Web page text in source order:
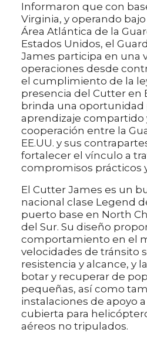
Informaron que con
Virginia, y operando
Área Atlántica de la
Estados Unidos, el
James participa en una
operaciones desde
el cumplimiento de la
presencia del Cutter en
brinda una oportunidad
aprendizaje compartido
cooperación entre la
EE.UU. y sus
fortalecer el vínculo a
compromisos prácticos
El Cutter James es un
nacional clase Legend
puerto base en North
del Sur. Su diseño
comportamiento en el
velocidades de tránsito
resistencia y alcance, y
botar y recuperar de
pequeñas, así como
instalaciones de apoyo
cubierta para
aéreos no tripulados.